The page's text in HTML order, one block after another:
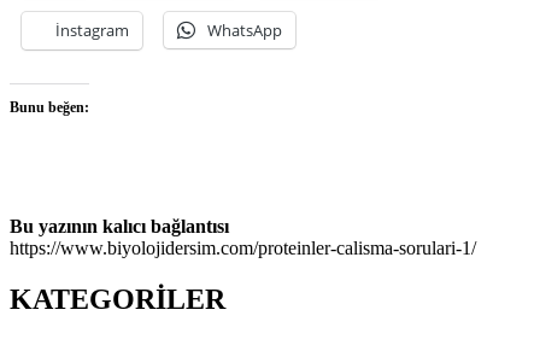
İnstagram WhatsApp
Bunu beğen:
Bu yazının kalıcı bağlantısı
https://www.biyolojidersim.com/proteinler-calisma-sorulari-1/
KATEGORİLER